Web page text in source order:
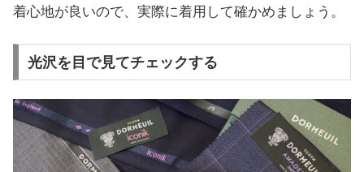
着心地が良いので、実際に着用して確かめましょう。
光沢を目で見てチェックする